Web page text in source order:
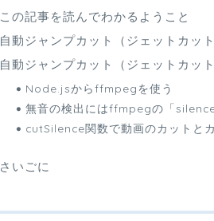
この記事を読んでわかるようこと
自動ジャンプカット（ジェットカッ
自動ジャンプカット（ジェットカッ
Node.jsからffmpegを使う
無音の検出にはffmpegの「
cutSilence関数で動画のカットと
さいごに